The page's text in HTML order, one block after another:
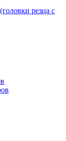
резца с